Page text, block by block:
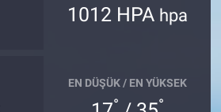
1012 HPA hpa
EN DÜŞÜK / EN YÜKSEK
° °